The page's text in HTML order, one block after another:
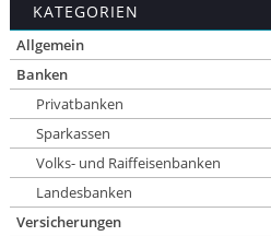
KATEGORIEN
Allgemein
Banken
Privatbanken
Sparkassen
Volks- und Raiffeisenbanken
Landesbanken
Versicherungen